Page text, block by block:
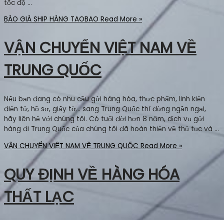
tốc độ …
BÁO GIÁ SHIP HÀNG TAOBAO Read More »
VẬN CHUYỂN VIỆT NAM VỀ
TRUNG QUỐC
Nếu bạn đang có nhu cầu gửi hàng hóa, thực phẩm, linh kiện
điện tử, hồ sơ, giấy tờ… sang Trung Quốc thì đừng ngần ngại,
hãy liên hệ với chúng tôi. Có tuổi đời hơn 8 năm, dịch vụ gửi
hàng đi Trung Quốc của chúng tôi đã hoàn thiện về thủ tục và …
VẬN CHUYỂN VIỆT NAM VỀ TRUNG QUỐC Read More »
QUY ĐỊNH VỀ HÀNG HÓA
THẤT LẠC